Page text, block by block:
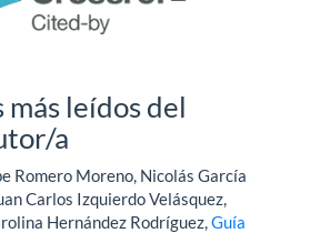
leídos del
a
Romero Moreno, Nicolás García
Carlos Izquierdo Velásquez,
Hernández Rodríguez,Guía